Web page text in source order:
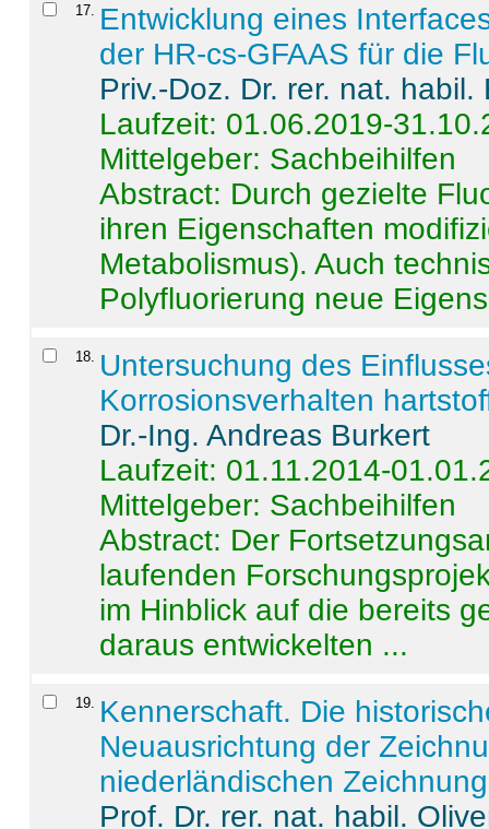
17
Entwicklung eines
der HR-cs-GFAAS für die
Priv.-Doz. Dr. rer. nat.
Laufzeit: 01.06.2019-
Mittelgeber: Sachbeihilfen
Abstract: Durch gezielte
ihren Eigenschaften
Metabolismus). Auch
Polyfluorierung neue
18
Untersuchung des
Korrosionsverhalten
Dr.-Ing. Andreas Burkert
Laufzeit: 01.11.2014-
Mittelgeber: Sachbeihilfen
Abstract: Der
laufenden
im Hinblick auf die bereits
daraus entwickelten ...
19
Kennerschaft. Die
Neuausrichtung der
niederländischen
Prof. Dr. rer. nat. habil.